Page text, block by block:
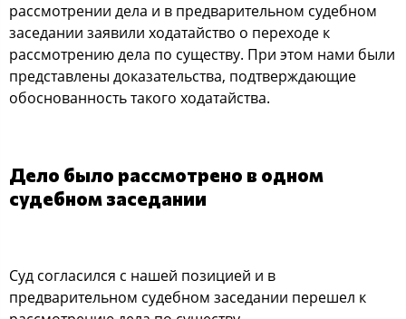
рассмотрении дела и в предварительном судебном
заседании заявили ходатайство о переходе к
рассмотрению дела по существу. При этом нами были
представлены доказательства, подтверждающие
обоснованность такого ходатайства.
Дело было рассмотрено в одном
судебном заседании
Суд согласился с нашей позицией и в
предварительном судебном заседании перешел к